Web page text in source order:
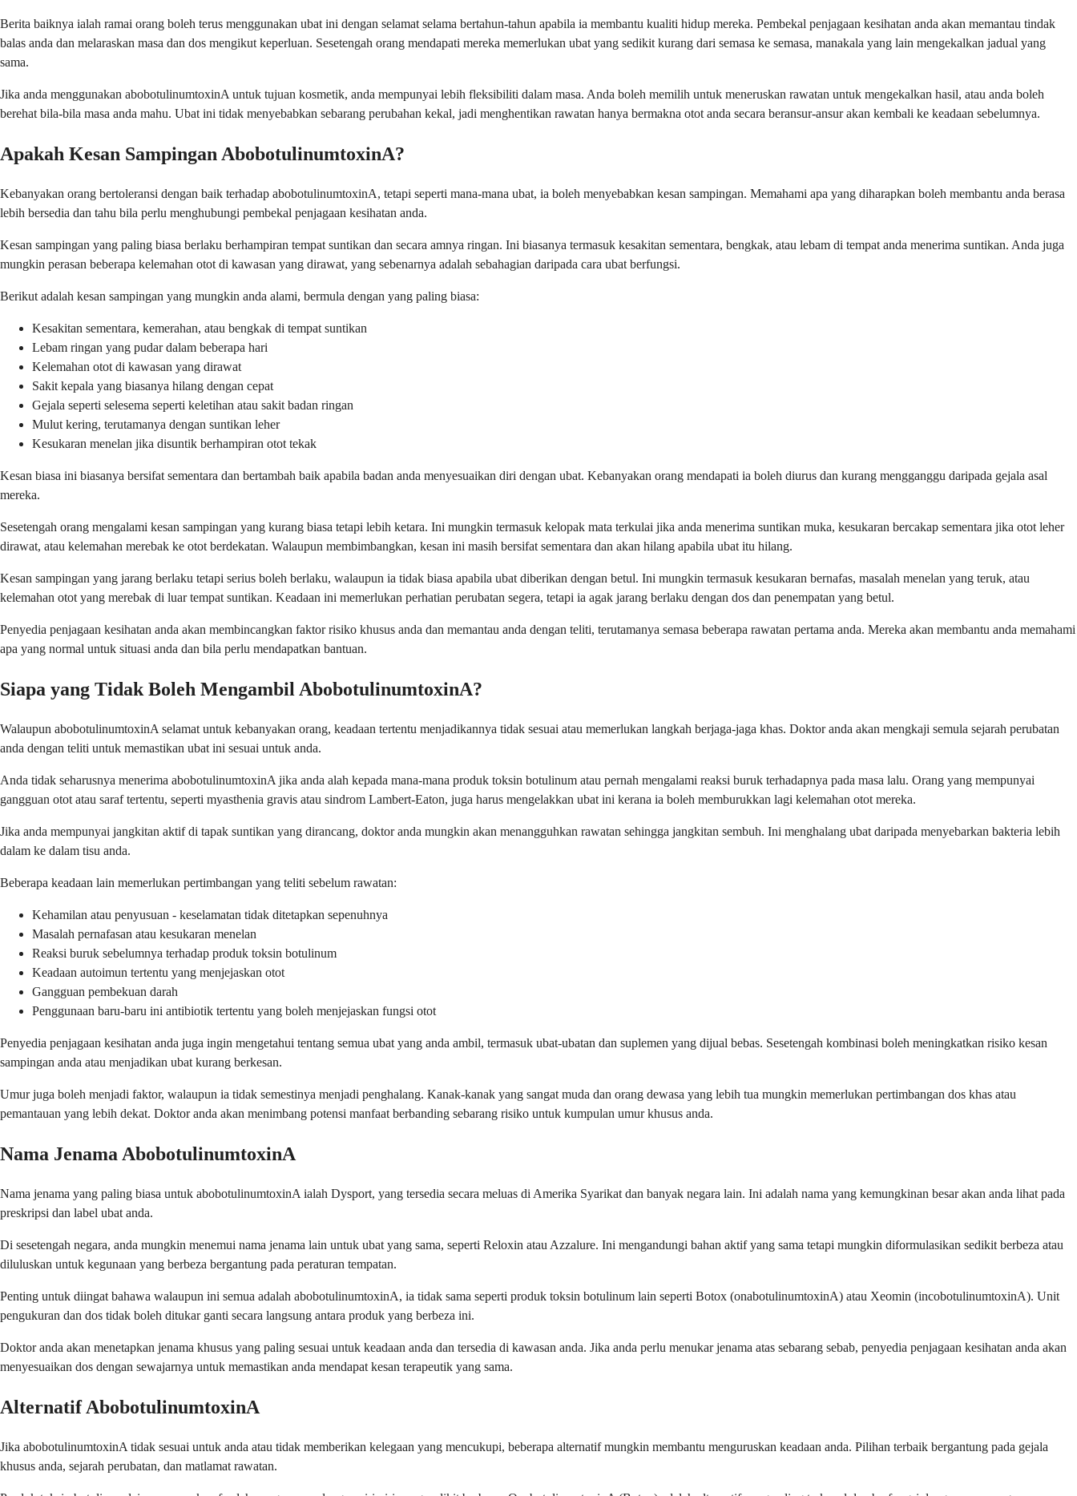
Berita baiknya ialah ramai orang boleh terus menggunakan ubat ini dengan selamat selama bertahun-tahun apabila ia membantu kualiti hidup mereka. Pembekal penjagaan kesihatan anda akan memantau tindak
balas anda dan melaraskan masa dan dos mengikut keperluan. Sesetengah orang mendapati mereka memerlukan ubat yang sedikit kurang dari semasa ke semasa, manakala yang lain mengekalkan jadual yang
sama.
Jika anda menggunakan abobotulinumtoxinA untuk tujuan kosmetik, anda mempunyai lebih fleksibiliti dalam masa. Anda boleh memilih untuk meneruskan rawatan untuk mengekalkan hasil, atau anda boleh
berehat bila-bila masa anda mahu. Ubat ini tidak menyebabkan sebarang perubahan kekal, jadi menghentikan rawatan hanya bermakna otot anda secara beransur-ansur akan kembali ke keadaan sebelumnya.
Apakah Kesan Sampingan AbobotulinumtoxinA?
Kebanyakan orang bertoleransi dengan baik terhadap abobotulinumtoxinA, tetapi seperti mana-mana ubat, ia boleh menyebabkan kesan sampingan. Memahami apa yang diharapkan boleh membantu anda berasa
lebih bersedia dan tahu bila perlu menghubungi pembekal penjagaan kesihatan anda.
Kesan sampingan yang paling biasa berlaku berhampiran tempat suntikan dan secara amnya ringan. Ini biasanya termasuk kesakitan sementara, bengkak, atau lebam di tempat anda menerima suntikan. Anda juga
mungkin perasan beberapa kelemahan otot di kawasan yang dirawat, yang sebenarnya adalah sebahagian daripada cara ubat berfungsi.
Berikut adalah kesan sampingan yang mungkin anda alami, bermula dengan yang paling biasa:
Kesakitan sementara, kemerahan, atau bengkak di tempat suntikan
Lebam ringan yang pudar dalam beberapa hari
Kelemahan otot di kawasan yang dirawat
Sakit kepala yang biasanya hilang dengan cepat
Gejala seperti selesema seperti keletihan atau sakit badan ringan
Mulut kering, terutamanya dengan suntikan leher
Kesukaran menelan jika disuntik berhampiran otot tekak
Kesan biasa ini biasanya bersifat sementara dan bertambah baik apabila badan anda menyesuaikan diri dengan ubat. Kebanyakan orang mendapati ia boleh diurus dan kurang mengganggu daripada gejala asal
mereka.
Sesetengah orang mengalami kesan sampingan yang kurang biasa tetapi lebih ketara. Ini mungkin termasuk kelopak mata terkulai jika anda menerima suntikan muka, kesukaran bercakap sementara jika otot leher
dirawat, atau kelemahan merebak ke otot berdekatan. Walaupun membimbangkan, kesan ini masih bersifat sementara dan akan hilang apabila ubat itu hilang.
Kesan sampingan yang jarang berlaku tetapi serius boleh berlaku, walaupun ia tidak biasa apabila ubat diberikan dengan betul. Ini mungkin termasuk kesukaran bernafas, masalah menelan yang teruk, atau
kelemahan otot yang merebak di luar tempat suntikan. Keadaan ini memerlukan perhatian perubatan segera, tetapi ia agak jarang berlaku dengan dos dan penempatan yang betul.
Penyedia penjagaan kesihatan anda akan membincangkan faktor risiko khusus anda dan memantau anda dengan teliti, terutamanya semasa beberapa rawatan pertama anda. Mereka akan membantu anda memahami
apa yang normal untuk situasi anda dan bila perlu mendapatkan bantuan.
Siapa yang Tidak Boleh Mengambil AbobotulinumtoxinA?
Walaupun abobotulinumtoxinA selamat untuk kebanyakan orang, keadaan tertentu menjadikannya tidak sesuai atau memerlukan langkah berjaga-jaga khas. Doktor anda akan mengkaji semula sejarah perubatan
anda dengan teliti untuk memastikan ubat ini sesuai untuk anda.
Anda tidak seharusnya menerima abobotulinumtoxinA jika anda alah kepada mana-mana produk toksin botulinum atau pernah mengalami reaksi buruk terhadapnya pada masa lalu. Orang yang mempunyai
gangguan otot atau saraf tertentu, seperti myasthenia gravis atau sindrom Lambert-Eaton, juga harus mengelakkan ubat ini kerana ia boleh memburukkan lagi kelemahan otot mereka.
Jika anda mempunyai jangkitan aktif di tapak suntikan yang dirancang, doktor anda mungkin akan menangguhkan rawatan sehingga jangkitan sembuh. Ini menghalang ubat daripada menyebarkan bakteria lebih
dalam ke dalam tisu anda.
Beberapa keadaan lain memerlukan pertimbangan yang teliti sebelum rawatan:
Kehamilan atau penyusuan - keselamatan tidak ditetapkan sepenuhnya
Masalah pernafasan atau kesukaran menelan
Reaksi buruk sebelumnya terhadap produk toksin botulinum
Keadaan autoimun tertentu yang menjejaskan otot
Gangguan pembekuan darah
Penggunaan baru-baru ini antibiotik tertentu yang boleh menjejaskan fungsi otot
Penyedia penjagaan kesihatan anda juga ingin mengetahui tentang semua ubat yang anda ambil, termasuk ubat-ubatan dan suplemen yang dijual bebas. Sesetengah kombinasi boleh meningkatkan risiko kesan
sampingan anda atau menjadikan ubat kurang berkesan.
Umur juga boleh menjadi faktor, walaupun ia tidak semestinya menjadi penghalang. Kanak-kanak yang sangat muda dan orang dewasa yang lebih tua mungkin memerlukan pertimbangan dos khas atau
pemantauan yang lebih dekat. Doktor anda akan menimbang potensi manfaat berbanding sebarang risiko untuk kumpulan umur khusus anda.
Nama Jenama AbobotulinumtoxinA
Nama jenama yang paling biasa untuk abobotulinumtoxinA ialah Dysport, yang tersedia secara meluas di Amerika Syarikat dan banyak negara lain. Ini adalah nama yang kemungkinan besar akan anda lihat pada
preskripsi dan label ubat anda.
Di sesetengah negara, anda mungkin menemui nama jenama lain untuk ubat yang sama, seperti Reloxin atau Azzalure. Ini mengandungi bahan aktif yang sama tetapi mungkin diformulasikan sedikit berbeza atau
diluluskan untuk kegunaan yang berbeza bergantung pada peraturan tempatan.
Penting untuk diingat bahawa walaupun ini semua adalah abobotulinumtoxinA, ia tidak sama seperti produk toksin botulinum lain seperti Botox (onabotulinumtoxinA) atau Xeomin (incobotulinumtoxinA). Unit
pengukuran dan dos tidak boleh ditukar ganti secara langsung antara produk yang berbeza ini.
Doktor anda akan menetapkan jenama khusus yang paling sesuai untuk keadaan anda dan tersedia di kawasan anda. Jika anda perlu menukar jenama atas sebarang sebab, penyedia penjagaan kesihatan anda akan
menyesuaikan dos dengan sewajarnya untuk memastikan anda mendapat kesan terapeutik yang sama.
Alternatif AbobotulinumtoxinA
Jika abobotulinumtoxinA tidak sesuai untuk anda atau tidak memberikan kelegaan yang mencukupi, beberapa alternatif mungkin membantu menguruskan keadaan anda. Pilihan terbaik bergantung pada gejala
khusus anda, sejarah perubatan, dan matlamat rawatan.